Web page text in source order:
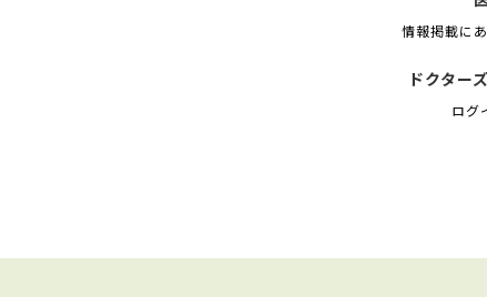
情報掲載に
ドクター
ログ